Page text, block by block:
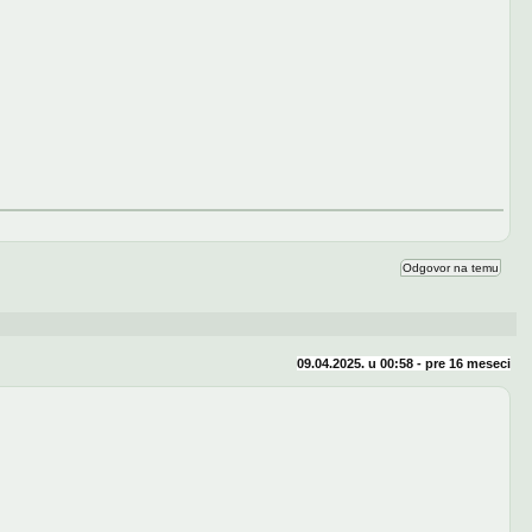
Odgovor na temu
09.04.2025. u 00:58 - pre 16 meseci